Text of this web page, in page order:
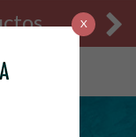
X